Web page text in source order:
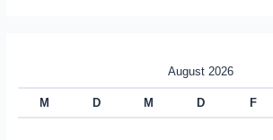
August 2026
M D M D F